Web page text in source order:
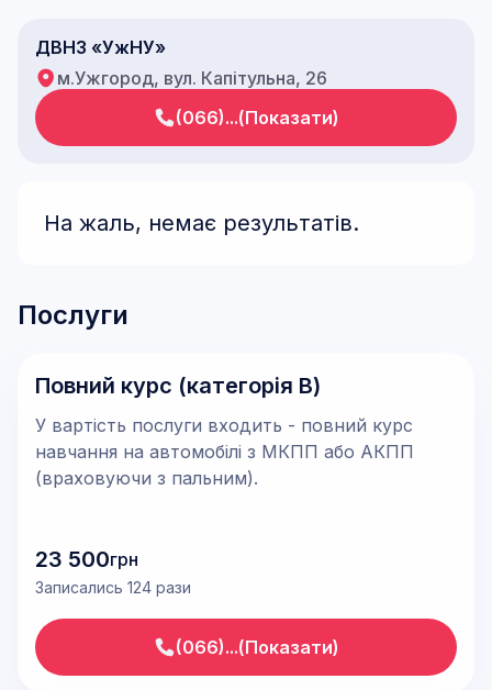
ДВНЗ «УжНУ»
м.Ужгород, вул. Капітульна, 26
(066)...(Показати)
На жаль, немає результатів.
Послуги
Повний курс (категорія В)
У вартість послуги входить - повний курс
навчання на автомобілі з МКПП або АКПП
(враховуючи з пальним).
23 500грн
Записались 124 рази
(066)...(Показати)